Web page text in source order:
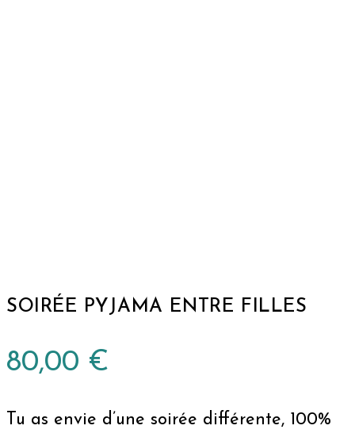
SOIRÉE PYJAMA ENTRE FILLES
80,00 €
Tu as envie d’une soirée différente, 100%